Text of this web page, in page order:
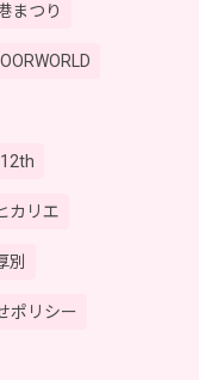
まつり
カリエ
別
ポリシー